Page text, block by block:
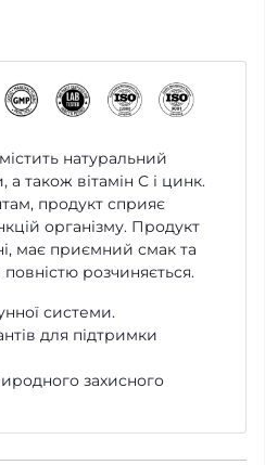
натуральний
а також вітамін С і цинк.
продукт сприяє
організму. Продукт
має приємний смак та
розчиняється.
системи.
для підтримки
захисного